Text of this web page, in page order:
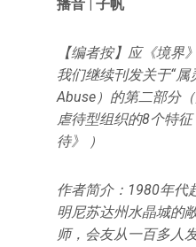
播音 | 子帆
【编者按】应《境界
我们继续刊发关于“属
Abuse）的第二部分
虐待型组织的8个特
待》 ）
作者简介：1980年代
明尼苏达州水晶城的
师，会友从一百多人